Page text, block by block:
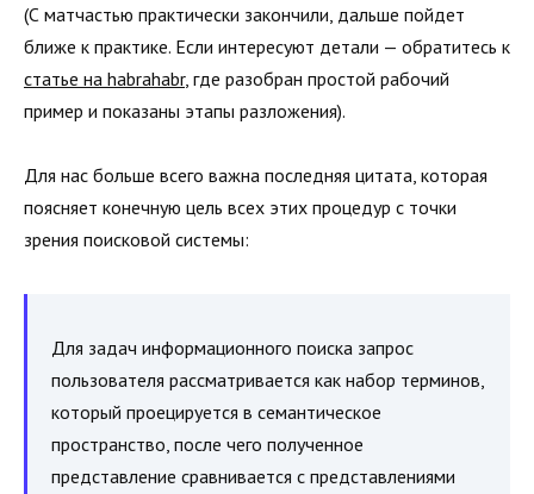
(С матчастью практически закончили, дальше пойдет
ближе к практике. Если интересуют детали — обратитесь к
статье на habrahabr, где разобран простой рабочий
пример и показаны этапы разложения).
Для нас больше всего важна последняя цитата, которая
поясняет конечную цель всех этих процедур с точки
зрения поисковой системы:
Для задач информационного поиска запрос
пользователя рассматривается как набор терминов,
который проецируется в семантическое
пространство, после чего полученное
представление сравнивается с представлениями